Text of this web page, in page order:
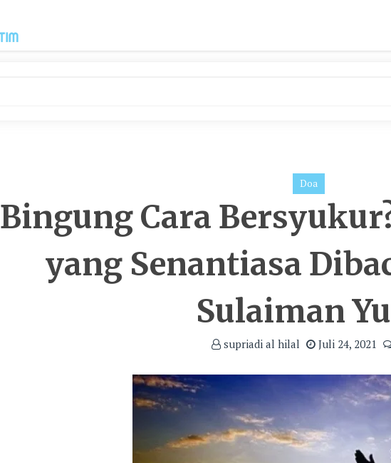
Doa
Bingung Cara
yang Senantiasa
Sulaiman
supriadi al hilal Juli 24, 2021